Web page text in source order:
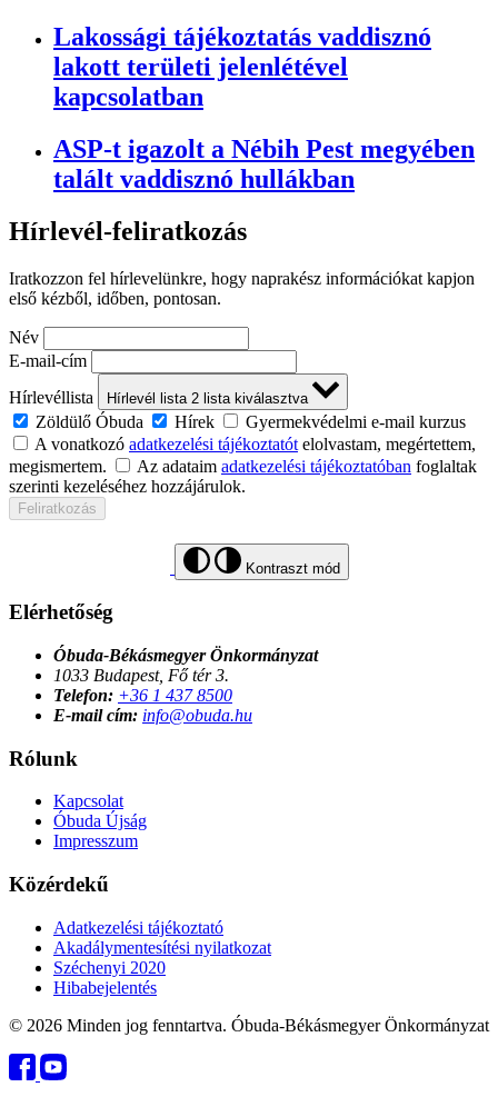
Lakossági tájékoztatás vaddisznó
lakott területi jelenlétével
kapcsolatban
ASP-t igazolt a Nébih Pest megyében
talált vaddisznó hullákban
Hírlevél-feliratkozás
Iratkozzon fel hírlevelünkre, hogy naprakész információkat kapjon
első kézből, időben, pontosan.
Név
E-mail-cím
Hírlevéllista
Hírlevél lista 2 lista kiválasztva
Zöldülő Óbuda Hírek
Gyermekvédelmi e-mail kurzus
A vonatkozó adatkezelési tájékoztatót elolvastam, megértettem,
megismertem.
Az adataim adatkezelési tájékoztatóban foglaltak
szerinti kezeléséhez hozzájárulok.
Feliratkozás
Kontraszt mód
Elérhetőség
Óbuda-Békásmegyer Önkormányzat
1033 Budapest, Fő tér 3.
Telefon: +36 1 437 8500
E-mail cím: info@obuda.hu
Rólunk
Kapcsolat
Óbuda Újság
Impresszum
Közérdekű
Adatkezelési tájékoztató
Akadálymentesítési nyilatkozat
Széchenyi 2020
Hibabejelentés
© 2026 Minden jog fenntartva. Óbuda-Békásmegyer Önkormányzat